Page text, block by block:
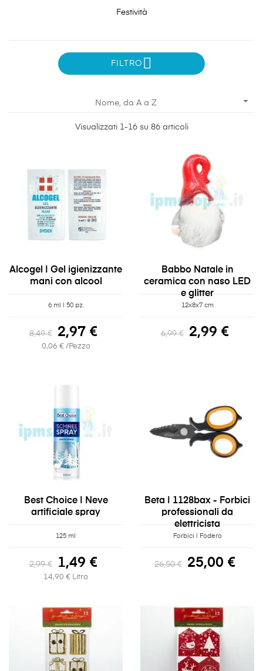
Festività
FILTRO
Nome, da A a Z 
Visualizzati 1-16 su 86 articoli
Alcogel | Gel igienizzante
mani con alcool
6 ml | 50 pz.
8,49 € 2,97 €
0,06 € /Pezzo
Babbo Natale in
ceramica con naso LED
e glitter
12x8x7 cm
6,99 € 2,99 €
Best Choice | Neve
artificiale spray
125 ml
2,99 € 1,49 €
14,90 € Litro
Beta | 1128bax - Forbici
professionali da
elettricista
Forbici | Fodero
26,50 € 25,00 €